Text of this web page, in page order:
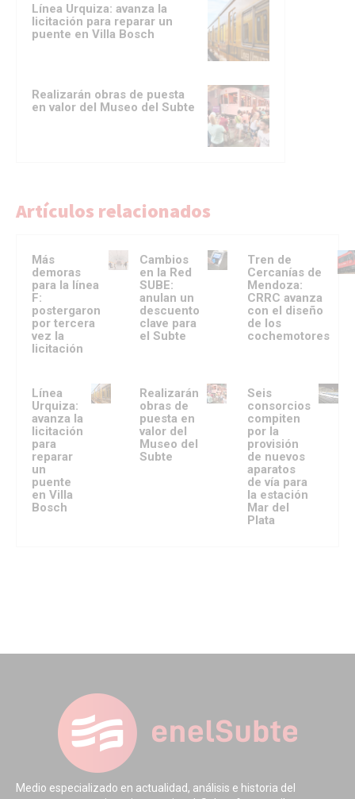
Línea Urquiza: avanza la
licitación para reparar un
puente en Villa Bosch
Realizarán obras de puesta
en valor del Museo del Subte
Artículos relacionados
Más
demoras
para la línea
F:
postergaron
por tercera
vez la
licitación
Cambios
en la Red
SUBE:
anulan un
descuento
clave para
el Subte
Tren de
Cercanías de
Mendoza:
CRRC avanza
con el diseño
de los
cochemotores
Línea
Urquiza:
avanza la
licitación
para
reparar
un
puente
en Villa
Bosch
Realizarán
obras de
puesta en
valor del
Museo del
Subte
Seis
consorcios
compiten
por la
provisión
de nuevos
aparatos
de vía para
la estación
Mar del
Plata
Medio especializado en actualidad, análisis e historia del